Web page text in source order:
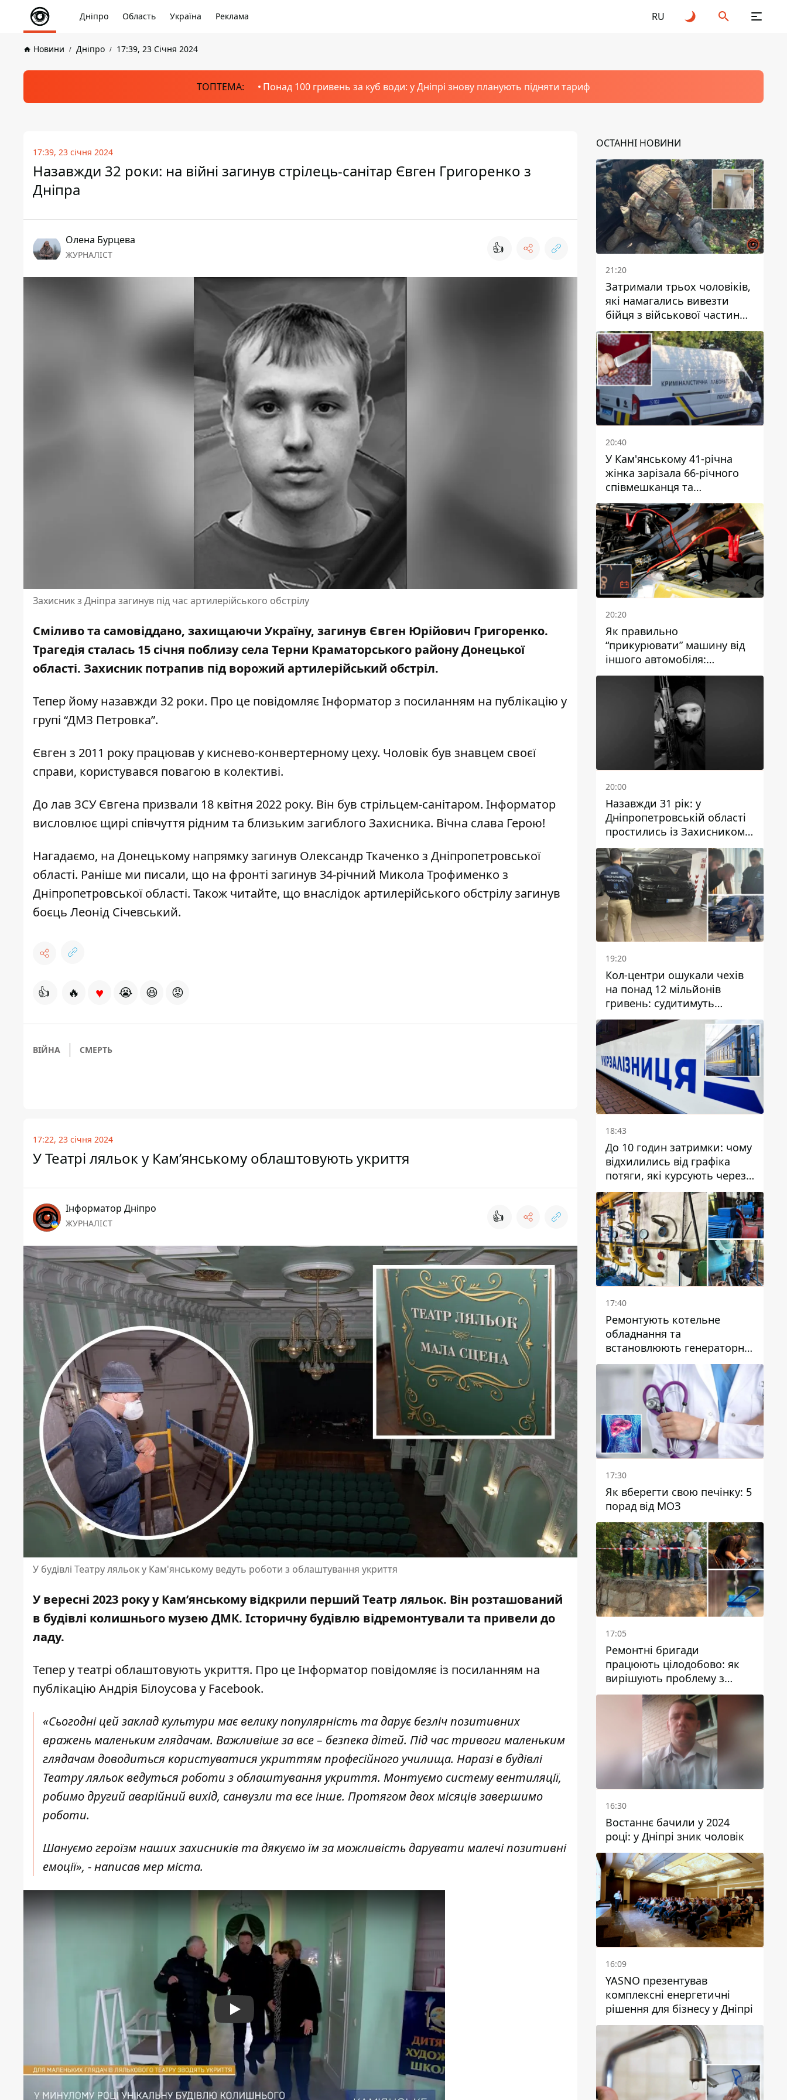
Дніпро Область Україна Реклама RU
Новини Дніпро 17:39, 23 Січня 2024
ТОПТЕМА: Понад 100 гривень за куб води: у Дніпрі знову планують підняти тариф
17:39, 23 січня 2024
Назавжди 32 роки: на війні загинув стрілець-санітар Євген Григоренко з
Дніпра
Олена Бурцева
ЖУРНАЛІСТ 👍
Захисник з Дніпра загинув під час артилерійського обстрілу
Сміливо та самовіддано, захищаючи Україну, загинув Євген Юрійович Григоренко.
Трагедія сталась 15 січня поблизу села Терни Краматорського району Донецької
області. Захисник потрапив під ворожий артилерійський обстріл.
Тепер йому назавжди 32 роки. Про це повідомляє Інформатор з посиланням на публікацію у
групі “ДМЗ Петровка”.
Євген з 2011 року працював у киснево-конвертерному цеху. Чоловік був знавцем своєї
справи, користувався повагою в колективі.
До лав ЗСУ Євгена призвали 18 квітня 2022 року. Він був стрільцем-санітаром. Інформатор
висловлює щирі співчуття рідним та близьким загиблого Захисника. Вічна слава Герою!
Нагадаємо, на Донецькому напрямку загинув Олександр Ткаченко з Дніпропетровської
області. Раніше ми писали, що на фронті загинув 34-річний Микола Трофименко з
Дніпропетровської області. Також читайте, що внаслідок артилерійського обстрілу загинув
боєць Леонід Січевський.
👍 🔥 ♥ 😭 😆 😡
ВІЙНА СМЕРТЬ
17:22, 23 січня 2024
У Театрі ляльок у Кам’янському облаштовують укриття
Інформатор Дніпро
ЖУРНАЛІСТ 👍
У будівлі Театру ляльок у Кам'янському ведуть роботи з облаштування укриття
У вересні 2023 року у Кам’янському відкрили перший Театр ляльок. Він розташований
в будівлі колишнього музею ДМК. Історичну будівлю відремонтували та привели до
ладу.
Тепер у театрі облаштовують укриття. Про це Інформатор повідомляє із посиланням на
публікацію Андрія Білоусова у Facebook.
«Сьогодні цей заклад культури має велику популярність та дарує безліч позитивних
вражень маленьким глядачам. Важливіше за все – безпека дітей. Під час тривоги маленьким
глядачам доводиться користуватися укриттям професійного училища. Наразі в будівлі
Театру ляльок ведуться роботи з облаштування укриття. Монтуємо систему вентиляції,
робимо другий аварійний вихід, санвузли та все інше. Протягом двох місяців завершимо
роботи.
Шануємо героїзм наших захисників та дякуємо їм за можливість дарувати малечі позитивні
емоції», - написав мер міста.
Play
ОСТАННІ НОВИНИ
21:20
Затримали трьох чоловіків,
які намагались вивезти
бійця з військової частини
до Дніпра за 7 тисяч
доларів: серед них був лікар
20:40
У Кам'янському 41-річна
жінка зарізала 66-річного
співмешканця та
намагалась обманути
поліцейських
20:20
Як правильно
“прикурювати” машину від
іншого автомобіля:
інструкція для водіїв
20:00
Назавжди 31 рік: у
Дніпропетровській області
простились із Захисником
Олександром Рєпіним
19:20
Кол-центри ошукали чехів
на понад 12 мільйонів
гривень: судитимуть
дніпрянина, який
організував
транснаціональну злочинну
організацію
18:43
До 10 годин затримки: чому
відхилились від графіка
потяги, які курсують через
Дніпро та область
17:40
Ремонтують котельне
обладнання та
встановлюють генераторні
установки: як у Дніпрі
готуються до
опалювального сезону
17:30
Як вберегти свою печінку: 5
порад від МОЗ
17:05
Ремонтні бригади
працюють цілодобово: як
вирішують проблему з
водою у Марганецькій
громаді
16:30
Востаннє бачили у 2024
році: у Дніпрі зник чоловік
16:09
YASNO презентував
комплексні енергетичні
рішення для бізнесу у Дніпрі